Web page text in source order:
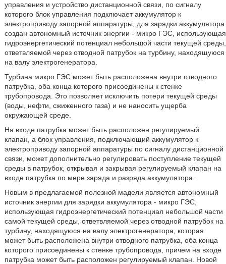
управления и устройство дистанционной связи, по сигналу
которого блок управления подключает аккумулятор к
электроприводу запорной аппаратуры, для зарядки аккумулятора
создан автономный источник энергии - микро ГЭС, использующая
гидроэнергетический потенциал небольшой части текущей среды,
ответвляемой через отводной патрубок на турбину, находящуюся
на валу электрогенератора.
Турбина микро ГЭС может быть расположена внутри отводного
патрубка, оба конца которого присоединены к стенке
трубопровода. Это позволяет исключить потери текущей среды
(воды, нефти, сжиженного газа) и не наносить ущерба
окружающей среде.
На входе патрубка может быть расположен регулируемый
клапан, а блок управления, подключающий аккумулятор к
электроприводу запорной аппаратуры по сигналу дистанционной
связи, может дополнительно регулировать поступление текущей
среды в патрубок, открывая и закрывая регулируемый клапан на
входе патрубка по мере заряда и разряда аккумулятора.
Новым в предлагаемой полезной мадели является автономный
источник энергии для зарядки аккумулятора - микро ГЭС,
использующая гидроэнергетический потенциал небольшой части
самой текущей среды, ответвляемой через отводной патрубок на
турбину, находящуюся на валу электрогенератора, которая
может быть расположена внутри отводного патрубка, оба конца
которого присоединены к стенке трубопровода, причем на входе
патрубка может быть расположен регулируемый клапан. Новой